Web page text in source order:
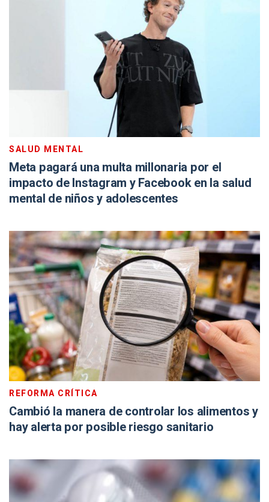
SALUD MENTAL
Meta pagará una multa millonaria por el
impacto de Instagram y Facebook en la salud
mental de niños y adolescentes
REFORMA CRÍTICA
Cambió la manera de controlar los alimentos y
hay alerta por posible riesgo sanitario